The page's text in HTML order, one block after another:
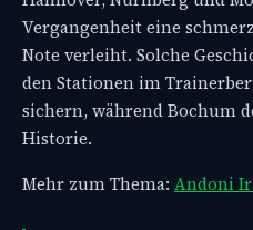
Vergangenheit eine
Note verleiht. Solche
den Stationen im
sichern, während Bochum
Historie.
Mehr zum Thema: Andoni